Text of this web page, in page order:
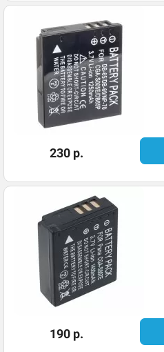
230 р.
190 р.